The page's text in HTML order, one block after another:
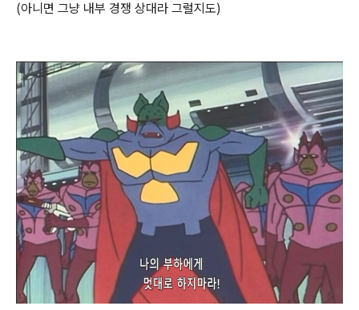
(아니면 그냥 내부 경쟁 상대라 그럴지도)